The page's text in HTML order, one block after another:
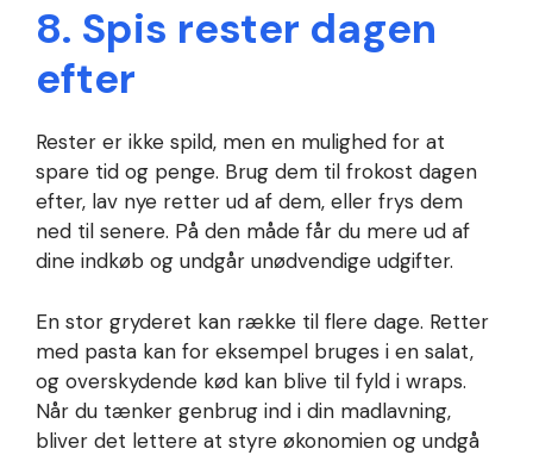
8. Spis rester dagen
efter
Rester er ikke spild, men en mulighed for at
spare tid og penge. Brug dem til frokost dagen
efter, lav nye retter ud af dem, eller frys dem
ned til senere. På den måde får du mere ud af
dine indkøb og undgår unødvendige udgifter.
En stor gryderet kan række til flere dage. Retter
med pasta kan for eksempel bruges i en salat,
og overskydende kød kan blive til fyld i wraps.
Når du tænker genbrug ind i din madlavning,
bliver det lettere at styre økonomien og undgå